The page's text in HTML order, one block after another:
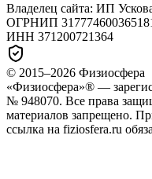
Владелец сайта: ИП
ОГРНИП
ИНН 371200721364
© 2015–2026 Физиосфера
«Физиосфера»® —
№ 948070. Все права
материалов запрещено.
ссылка на fiziosfera.ru